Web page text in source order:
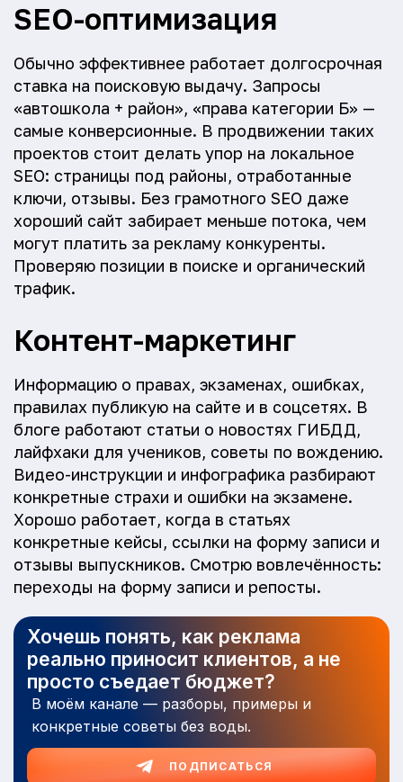
SEO-оптимизация
Обычно эффективнее работает долгосрочная
ставка на поисковую выдачу. Запросы
«автошкола + район», «права категории Б» —
самые конверсионные. В продвижении таких
проектов стоит делать упор на локальное
SEO: страницы под районы, отработанные
ключи, отзывы. Без грамотного SEO даже
хороший сайт забирает меньше потока, чем
могут платить за рекламу конкуренты.
Проверяю позиции в поиске и органический
трафик.
Контент-маркетинг
Информацию о правах, экзаменах, ошибках,
правилах публикую на сайте и в соцсетях. В
блоге работают статьи о новостях ГИБДД,
лайфхаки для учеников, советы по вождению.
Видео-инструкции и инфографика разбирают
конкретные страхи и ошибки на экзамене.
Хорошо работает, когда в статьях
конкретные кейсы, ссылки на форму записи и
отзывы выпускников. Смотрю вовлечённость:
переходы на форму записи и репосты.
Хочешь понять, как реклама
реально приносит клиентов, а не
просто съедает бюджет?
В моём канале — разборы, примеры и
конкретные советы без воды.
ПОДПИСАТЬСЯ